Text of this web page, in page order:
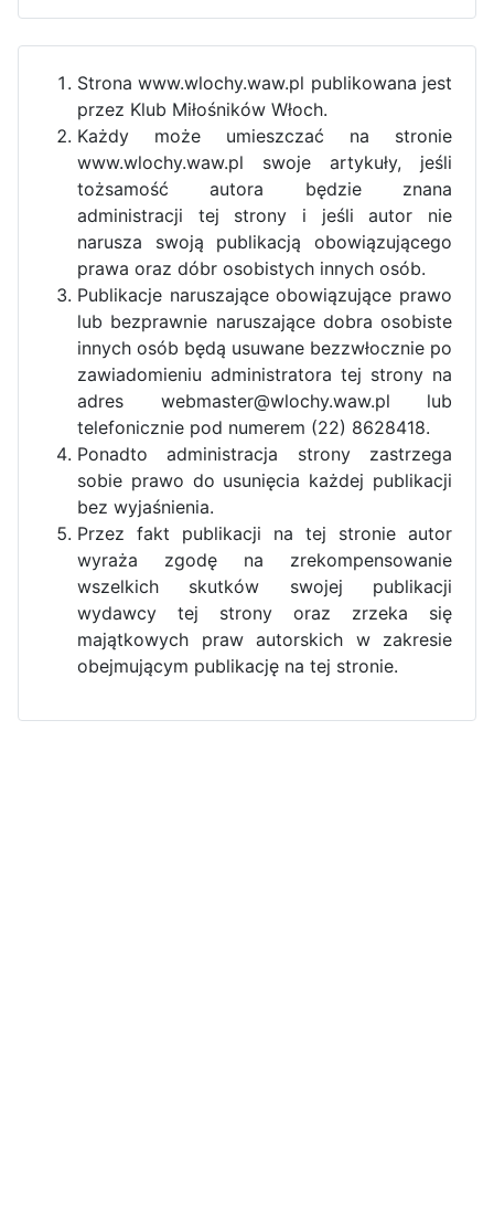
Strona www.wlochy.waw.pl publikowana jest
przez Klub Miłośników Włoch.
Każdy może umieszczać na stronie
www.wlochy.waw.pl swoje artykuły, jeśli
tożsamość autora będzie znana
administracji tej strony i jeśli autor nie
narusza swoją publikacją obowiązującego
prawa oraz dóbr osobistych innych osób.
Publikacje naruszające obowiązujące prawo
lub bezprawnie naruszające dobra osobiste
innych osób będą usuwane bezzwłocznie po
zawiadomieniu administratora tej strony na
adres webmaster@wlochy.waw.pl lub
telefonicznie pod numerem (22) 8628418.
Ponadto administracja strony zastrzega
sobie prawo do usunięcia każdej publikacji
bez wyjaśnienia.
Przez fakt publikacji na tej stronie autor
wyraża zgodę na zrekompensowanie
wszelkich skutków swojej publikacji
wydawcy tej strony oraz zrzeka się
majątkowych praw autorskich w zakresie
obejmującym publikację na tej stronie.